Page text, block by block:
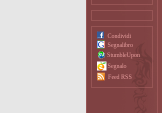
Condividi
Segnalibro
StumbleUpon
Segnalo
Feed RSS